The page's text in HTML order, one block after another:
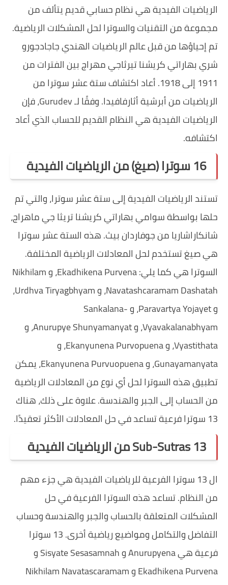
الرياضيات الفيدية هي نظام حسابي قديم يتألف من
مجموعة من التقنيات والسوترا لحل المشكلات الرياضية.
تم إحياؤها من قبل عالم الرياضيات الهندي جاجادجورو
شري بهاراتي كريشنا تيرثاجي مهراج بين الفترات من
1911 إلى 1918. أعاد اكتشاف ستة عشر سوترا من
الرياضيات من أبرشية أثارفافيدا. وفقًا لـ Gurudev، فإن
الرياضيات الفيدية هي النظام القديم للحساب الذي أعاد
اكتشافه.
16 سوترا (صيغ) من الرياضيات الفيدية
تستند الرياضيات الفيدية إلى ستة عشر سوترا، والتي تم
حلها بواسطة سوامي بهاراتي كريشنا تريثا جي ماهراج،
شانكاراشاريا من جوفاردان بيث. هذه الستة عشر سوترا
هي صيغ تستخدم لحل المعادلات الرياضية المختلفة.
السوترا هي كما يلي: Ekadhikena Purvena، و Nikhilam
Navatashcaramam Dashatah، و Urdhva Tiryagbhyam،
و Paravartya Yojayet، و Sankalana-
Vyavakalanabhyam، و Anurupye Shunyamanyat، و
Vyastithata، و Ekanyunena Purvopuena، و
Gunayamanyata، و Ekanyunena Purvuopuena، يمكن
تطبيق هذه السوترا لحل أي نوع من المعادلات الرياضية
من الحساب إلى الجبر والهندسة. علاوة على ذلك، هناك
13 سوترا فرعية تساعد في حل المعادلات الأكثر تعقيدًا.
13 Sub-Sutras من الرياضيات الفيدية
ال 13 سوترا الفرعية للرياضيات الفيدية هي جزء مهم
من النظام. تساعد هذه السوترا الفرعية في حل
المشكلات المتعلقة بالحساب والجبر والهندسة وحساب
التفاضل والتكامل ومواضيع رياضية أخرى. 13 سوترا
فرعية هي Anurupyena و Sisyate Sesasamnah و
Ekadhikena Purvena و Nikhilam Navatascaramam